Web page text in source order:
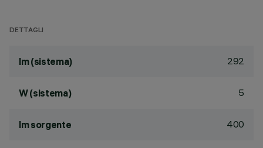
DETTAGLI
lm (sistema) 292
W (sistema) 5
lm sorgente 400